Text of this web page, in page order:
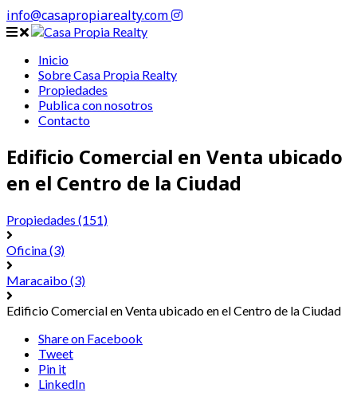
info@casapropiarealty.com
Inicio
Sobre Casa Propia Realty
Propiedades
Publica con nosotros
Contacto
Edificio Comercial en Venta ubicado
en el Centro de la Ciudad
Propiedades (151)
Oficina(3)
Maracaibo(3)
Edificio Comercial en Venta ubicado en el Centro de la Ciudad
Share on Facebook
Tweet
Pin it
LinkedIn